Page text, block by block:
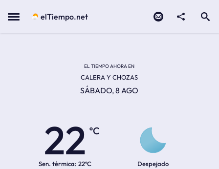
Menu elTiempo.net
EL TIEMPO AHORA EN
CALERA Y CHOZAS
SÁBADO, 8 AGO
22
ºC
Sen. térmica: 22ºC Despejado